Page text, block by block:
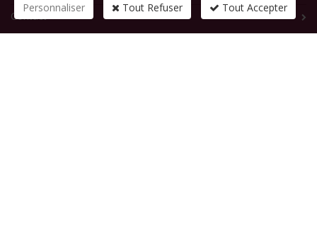
Contact
Personnaliser Tout Refuser Tout Accepter